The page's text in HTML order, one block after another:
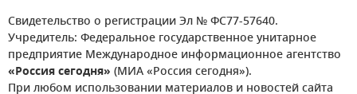
Свидетельство о регистрации Эл № ФС77-57640.
Учредитель: Федеральное государственное унитарное
предприятие Международное информационное агентство
«Россия сегодня» (МИА «Россия сегодня»).
При любом использовании материалов и новостей сайта